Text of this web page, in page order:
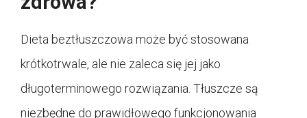
Dieta beztłuszczowa może być stosowana
krótkotrwale, ale nie zaleca się jej jako
długoterminowego rozwiązania. Tłuszcze są
niezbędne do prawidłowego funkcjonowania